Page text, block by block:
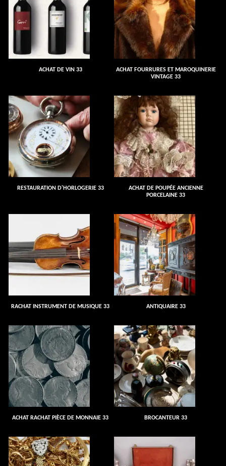
ACHAT DE VIN 33
ACHAT FOURRURES ET MAROQUINERIE
VINTAGE 33
RESTAURATION D'HORLOGERIE 33
ACHAT DE POUPÉE ANCIENNE
PORCELAINE 33
RACHAT INSTRUMENT DE MUSIQUE 33 ANTIQUAIRE 33
ACHAT RACHAT PIÈCE DE MONNAIE 33 BROCANTEUR 33